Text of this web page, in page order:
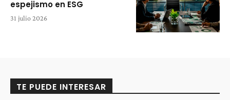
espejismo en ESG
31 julio 2026
TE PUEDE INTERESAR